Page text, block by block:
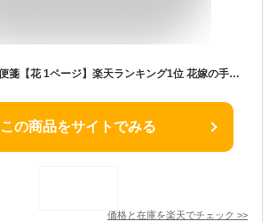
結婚式 手紙 両親 便箋【花 1ページ】楽天ランキング1位 花嫁の手紙台紙 新郎 新婦 友人 友達 兄弟 姉 挨拶 感謝 レターセット スピーチ メッセージ エピソード 台紙 お礼 妻へ 手渡し 渡す 文章 花嫁 プレゼント 感謝の手紙 送料無料 日本製
この商品をサイトでみる
価格と在庫を楽天でチェック >>